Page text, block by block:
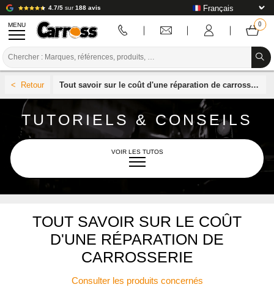
4.7/5 sur188 avis
MENU
PREPARATION / PEINTURE / FINITION
CONSOMMABLE CARROSSERIE
OUTILLAGE CARROSSERIE
ÉQUIPEMENT ATELIER CARROSSERIE
MARQUES
INSTALLATION LABO
Tout savoir sur le coût d'une réparation de carrosserie
TUTORIELS & CONSEILS
VOIR LES TUTOS
AÉROSOL
APPRÊT / ANTI-GRAVILLONS
TOUT SAVOIR SUR LE COÛT
D'UNE RÉPARATION DE
CARROSSERIE
Consulter les produits concernés